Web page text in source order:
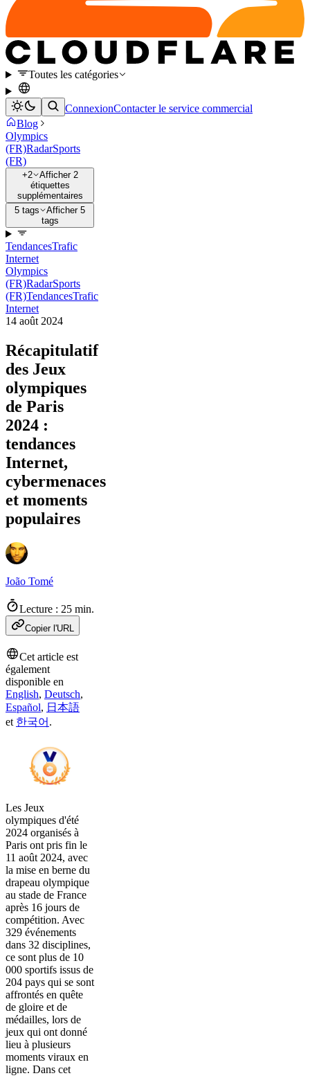
Toutes les catégories
ConnexionContacter le service commercial
Blog
Olympics
(FR)RadarSports
(FR)
+2
Afficher 2
étiquettes
supplémentaires
5 tags
Afficher 5
tags
TendancesTrafic
Internet
Olympics
(FR)RadarSports
(FR)TendancesTrafic
Internet
14 août 2024
Récapitulatif
des Jeux
olympiques
de Paris
2024 :
tendances
Internet,
cybermenaces
et moments
populaires
João Tomé
Lecture : 25 min.
Copier l'URL
Cet article est
également
disponible en
English, Deutsch,
Español, 日本語
et 한국어 .
Les Jeux
olympiques d'été
2024 organisés à
Paris ont pris fin le
11 août 2024, avec
la mise en berne du
drapeau olympique
au stade de France
après 16 jours de
compétition. Avec
329 événements
dans 32 disciplines,
ce sont plus de 10
000 sportifs issus de
204 pays qui se sont
affrontés en quête
de gloire et de
médailles, lors de
jeux qui ont donné
lieu à plusieurs
moments viraux en
ligne. Dans cet